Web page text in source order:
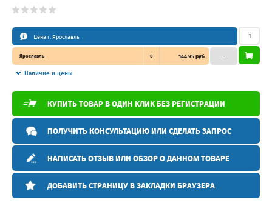
Цена г. Ярославль
Ярославль 0 144.95 руб.
Наличие и цены
–
КУПИТЬ ТОВАР В ОДИН КЛИК БЕЗ РЕГИСТРАЦИИ
ПОЛУЧИТЬ КОНСУЛЬТАЦИЮ ИЛИ СДЕЛАТЬ ЗАПРОС
НАПИСАТЬ ОТЗЫВ ИЛИ ОБЗОР О ДАННОМ ТОВАРЕ
ДОБАВИТЬ СТРАНИЦУ В ЗАКЛАДКИ БРАУЗЕРА